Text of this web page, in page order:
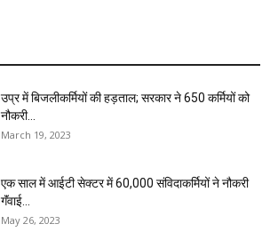
उप्र में बिजलीकर्मियों की हड़ताल; सरकार ने 650 कर्मियों को
नौकरी...
March 19, 2023
एक साल में आईटी सेक्टर में 60,000 संविदाकर्मियों ने नौकरी
गॅंवाई...
May 26, 2023